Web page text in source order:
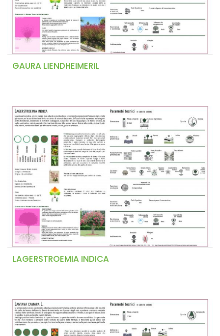
GAURA LIENDHEIMERIL
LAGERSTROEMIA INDICA